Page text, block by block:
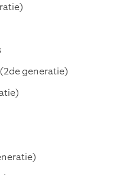
generatie)